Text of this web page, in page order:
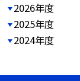
2026年度
2025年度
2024年度